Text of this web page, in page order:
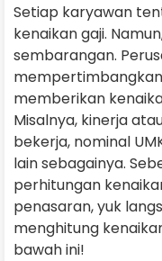
Setiap karyawan
kenaikan gaji.
sembarangan.
memberikan
Misalnya, kinerja
bekerja, nominal
lain sebagainya.
perhitungan
penasaran, yuk
menghitung
bawah ini!